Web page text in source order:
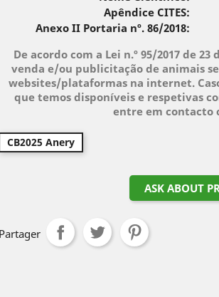
Apêndice CITES:
Anexo II Portaria nº. 86/2018:
De acordo com a Lei n.º 95/2017 de
venda e/ou publicitação de animais
websites/plataformas na internet.
que temos disponíveis e respetivas
entre em contacto
CB2025 Anery
ASK ABOUT
Partager